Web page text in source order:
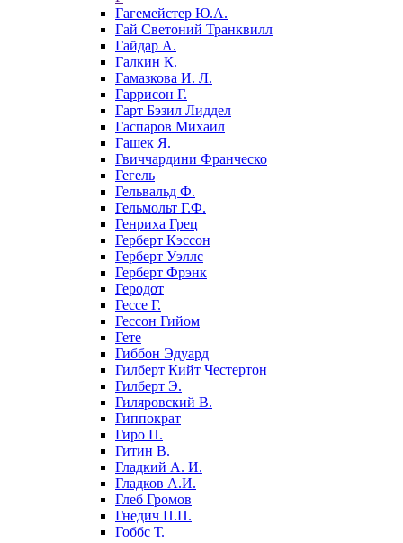
Гагемейстер Ю.А.
Гай Светоний Транквилл
Гайдар А.
Галкин К.
Гамазкова И. Л.
Гаррисон Г.
Гарт Бэзил Лиддел
Гаспаров Михаил
Гашек Я.
Гвиччардини Франческо
Гегель
Гельвальд Ф.
Гельмольт Г.Ф.
Генриха Грец
Герберт Кэссон
Герберт Уэллс
Герберт Фрэнк
Геродот
Гессе Г.
Гессон Гийом
Гете
Гиббон Эдуард
Гилберт Кийт Честертон
Гилберт Э.
Гиляровский В.
Гиппократ
Гиро П.
Гитин В.
Гладкий А. И.
Гладков А.И.
Глеб Громов
Гнедич П.П.
Гоббс Т.